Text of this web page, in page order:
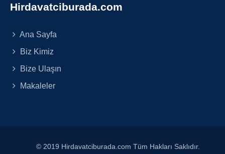
Hirdavatciburada.com
Ana Sayfa
Biz Kimiz
Bize Ulaşın
Makaleler
© 2019 Hirdavatciburada.com Tüm Hakları Saklıdır.